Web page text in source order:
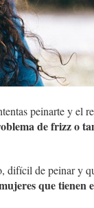
peinarte y el
de frizz o
difícil de peinar y
que tienen